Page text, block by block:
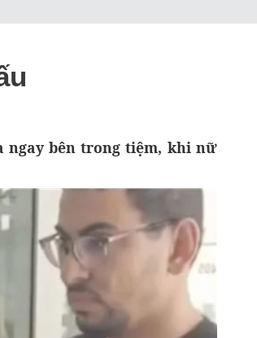
ngay bên trong tiệm, khi nữ